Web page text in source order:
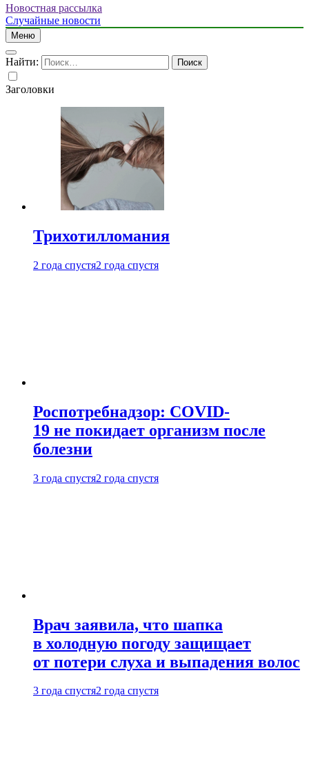
Новостная рассылка
Случайные новости
Меню
Найти:
Заголовки
Трихотилломания
2 года спустя2 года спустя
Роспотребнадзор: COVID-
19 не покидает организм после
болезни
3 года спустя2 года спустя
Врач заявила, что шапка
в холодную погоду защищает
от потери слуха и выпадения волос
3 года спустя2 года спустя